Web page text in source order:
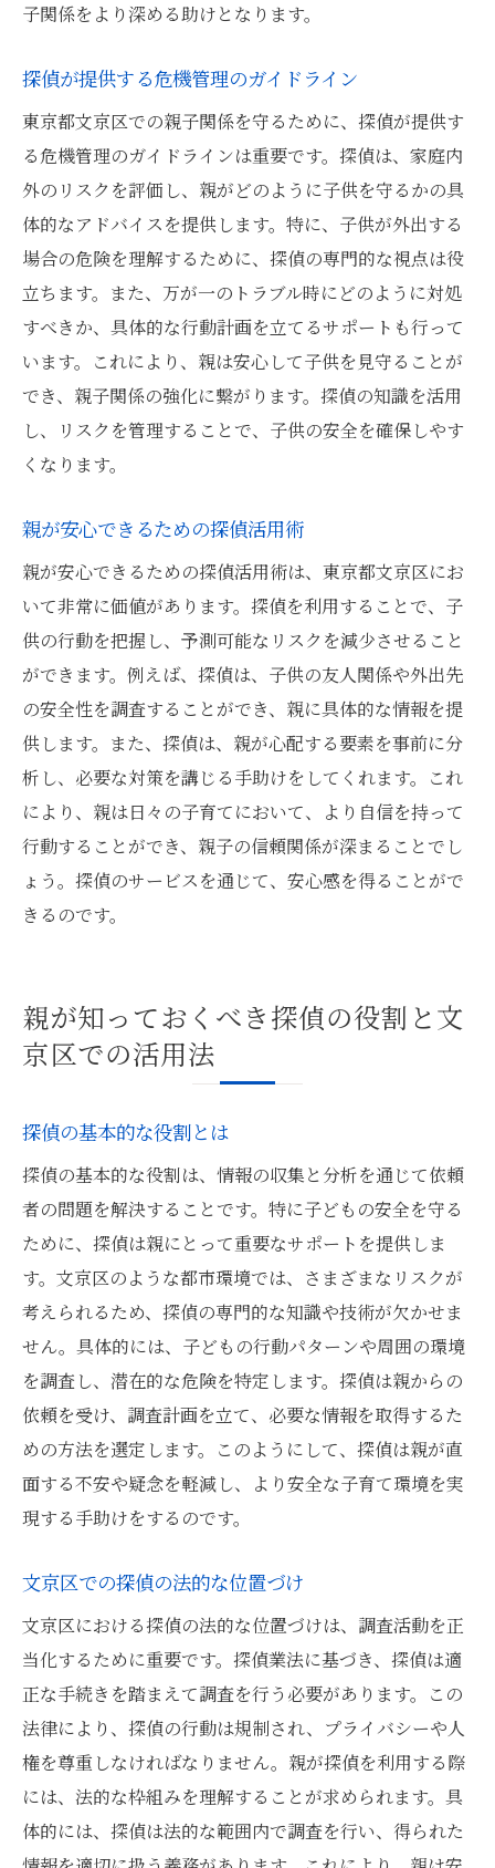
子関係をより深める助けとなります。
探偵が提供する危機管理のガイドライン
東京都文京区での親子関係を守るために、探偵が提供す
る危機管理のガイドラインは重要です。探偵は、家庭内
外のリスクを評価し、親がどのように子供を守るかの具
体的なアドバイスを提供します。特に、子供が外出する
場合の危険を理解するために、探偵の専門的な視点は役
立ちます。また、万が一のトラブル時にどのように対処
すべきか、具体的な行動計画を立てるサポートも行って
います。これにより、親は安心して子供を見守ることが
でき、親子関係の強化に繋がります。探偵の知識を活用
し、リスクを管理することで、子供の安全を確保しやす
くなります。
親が安心できるための探偵活用術
親が安心できるための探偵活用術は、東京都文京区にお
いて非常に価値があります。探偵を利用することで、子
供の行動を把握し、予測可能なリスクを減少させること
ができます。例えば、探偵は、子供の友人関係や外出先
の安全性を調査することができ、親に具体的な情報を提
供します。また、探偵は、親が心配する要素を事前に分
析し、必要な対策を講じる手助けをしてくれます。これ
により、親は日々の子育てにおいて、より自信を持って
行動することができ、親子の信頼関係が深まることでし
ょう。探偵のサービスを通じて、安心感を得ることがで
きるのです。
親が知っておくべき探偵の役割と文
京区での活用法
探偵の基本的な役割とは
探偵の基本的な役割は、情報の収集と分析を通じて依頼
者の問題を解決することです。特に子どもの安全を守る
ために、探偵は親にとって重要なサポートを提供しま
す。文京区のような都市環境では、さまざまなリスクが
考えられるため、探偵の専門的な知識や技術が欠かせま
せん。具体的には、子どもの行動パターンや周囲の環境
を調査し、潜在的な危険を特定します。探偵は親からの
依頼を受け、調査計画を立て、必要な情報を取得するた
めの方法を選定します。このようにして、探偵は親が直
面する不安や疑念を軽減し、より安全な子育て環境を実
現する手助けをするのです。
文京区での探偵の法的な位置づけ
文京区における探偵の法的な位置づけは、調査活動を正
当化するために重要です。探偵業法に基づき、探偵は適
正な手続きを踏まえて調査を行う必要があります。この
法律により、探偵の行動は規制され、プライバシーや人
権を尊重しなければなりません。親が探偵を利用する際
には、法的な枠組みを理解することが求められます。具
体的には、探偵は法的な範囲内で調査を行い、得られた